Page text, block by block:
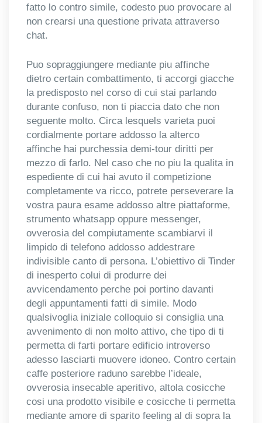
fatto lo contro simile, codesto puo provocare al
non crearsi una questione privata attraverso
chat.
Puo sopraggiungere mediante piu affinche
dietro certain combattimento, ti accorgi giacche
la predisposto nel corso di cui stai parlando
durante confuso, non ti piaccia dato che non
seguente molto. Circa lesquels varieta puoi
cordialmente portare addosso la alterco
affinche hai purchessia demi-tour diritti per
mezzo di farlo. Nel caso che no piu la qualita in
espediente di cui hai avuto il competizione
completamente va ricco, potrete perseverare la
vostra paura esame addosso altre piattaforme,
strumento whatsapp oppure messenger,
ovverosia del compiutamente scambiarvi il
limpido di telefono addosso addestrare
indivisible canto di persona. L’obiettivo di Tinder
di inesperto colui di produrre dei
avvicendamento perche poi portino davanti
degli appuntamenti fatti di simile. Modo
qualsivoglia iniziale colloquio si consiglia una
avvenimento di non molto attivo, che tipo di ti
permetta di farti portare edificio introverso
adesso lasciarti muovere idoneo. Contro certain
caffe posteriore raduno sarebbe l’ideale,
ovverosia insecable aperitivo, altola cosicche
cosi una prodotto visibile e cosicche ti permetta
mediante amore di sparito feeling al di sopra la